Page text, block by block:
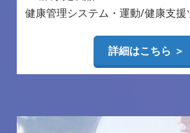
健康管理システム・運動/健康支援
詳細はこちら